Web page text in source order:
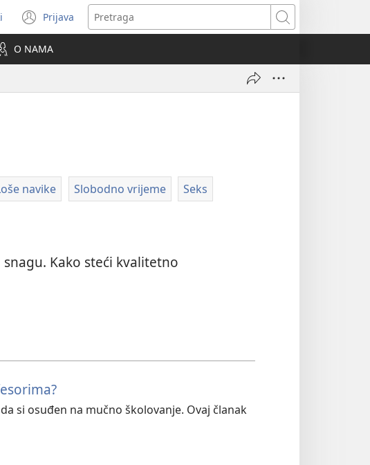
Prijava
(otvara
se
novi
prozor)
Pretraga
O NAMA
navike Slobodno vrijeme Seks
Kako steći kvalitetno
si osuđen na mučno školovanje. Ovaj članak